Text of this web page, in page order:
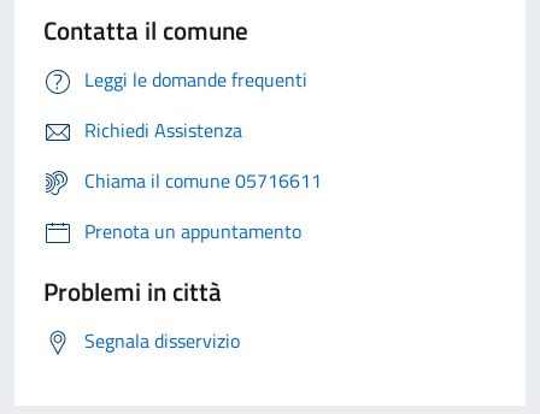
Contatta il comune
Leggi le domande frequenti
Richiedi Assistenza
Chiama il comune 05716611
Prenota un appuntamento
Problemi in città
Segnala disservizio